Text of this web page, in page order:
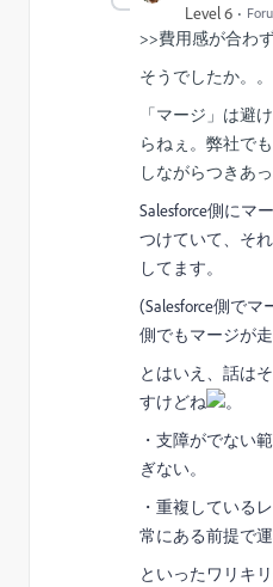
Level 6
>>費用感が合わ
そうでしたか。。
「マージ」は避
らねぇ。弊社で
しながらつきあ
Salesforce側にマ
つけていて、そ
してます。
(Salesforce側で
側でもマージが走
とはいえ、話は
すけどね
。
・支障がでない
ぎない。
・重複している
常にある前提で運
といったワリキ